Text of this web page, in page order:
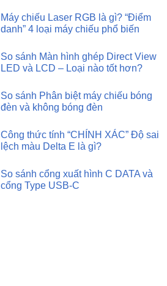
Máy chiếu Laser RGB là gì? “Điểm
danh” 4 loại máy chiếu phổ biến
So sánh Màn hình ghép Direct View
LED và LCD – Loại nào tốt hơn?
So sánh Phân biệt máy chiếu bóng
đèn và không bóng đèn
Công thức tính “CHÍNH XÁC” Độ sai
lệch màu Delta E là gì?
So sánh cổng xuất hình C DATA và
cổng Type USB-C